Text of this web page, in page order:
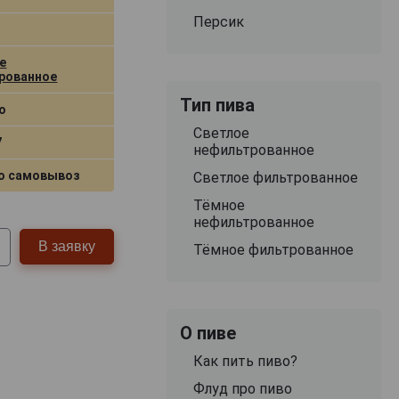
самовывоз
В заявку
Персик
Тип пива
Светлое
нефильтрованное
Светлое фильтрованное
Тёмное
нефильтрованное
Тёмное фильтрованное
О пиве
Как пить пиво?
Флуд про пиво